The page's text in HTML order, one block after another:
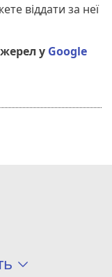
віддати за неї
у Google